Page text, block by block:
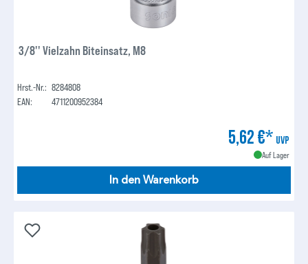
3/8'' Vielzahn Biteinsatz, M8
Hrst.-Nr.: 8284808
EAN:
4711200952384
5,62 €* UVP
Auf Lager
In den Warenkorb